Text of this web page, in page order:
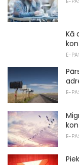
Kā
E-
E-
E-